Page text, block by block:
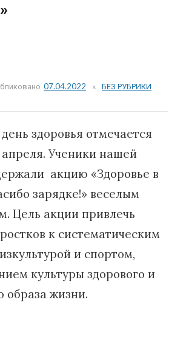
07.04.2022 БЕЗ РУБРИКИ
здоровья отмечается
Ученики нашей
акцию «Здоровье в
зарядке!» веселым
Цель акции привлечь
к систематическим
и спортом,
культуры здорового и
образа жизни.